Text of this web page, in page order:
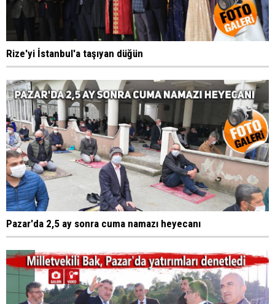
Rize'yi İstanbul'a taşıyan düğün
Pazar'da 2,5 ay sonra cuma namazı heyecanı